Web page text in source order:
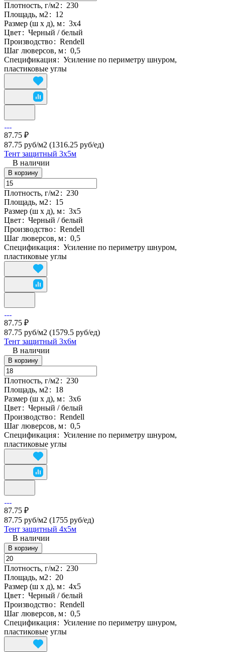
Плотность, г/м2: 230
Площадь, м2: 12
Размер (ш х д), м: 3х4
Цвет: Черный / белый
Производство: Rendell
Шаг люверсов, м: 0,5
Спецификация: Усиление по периметру шнуром,
пластиковые углы
87.75 ₽
87.75 руб/м2 (1316.25 руб/eд)
Тент защитный 3х5м
В наличии
В корзину
Плотность, г/м2: 230
Площадь, м2: 15
Размер (ш х д), м: 3х5
Цвет: Черный / белый
Производство: Rendell
Шаг люверсов, м: 0,5
Спецификация: Усиление по периметру шнуром,
пластиковые углы
87.75 ₽
87.75 руб/м2 (1579.5 руб/eд)
Тент защитный 3х6м
В наличии
В корзину
Плотность, г/м2: 230
Площадь, м2: 18
Размер (ш х д), м: 3х6
Цвет: Черный / белый
Производство: Rendell
Шаг люверсов, м: 0,5
Спецификация: Усиление по периметру шнуром,
пластиковые углы
87.75 ₽
87.75 руб/м2 (1755 руб/eд)
Тент защитный 4х5м
В наличии
В корзину
Плотность, г/м2: 230
Площадь, м2: 20
Размер (ш х д), м: 4х5
Цвет: Черный / белый
Производство: Rendell
Шаг люверсов, м: 0,5
Спецификация: Усиление по периметру шнуром,
пластиковые углы